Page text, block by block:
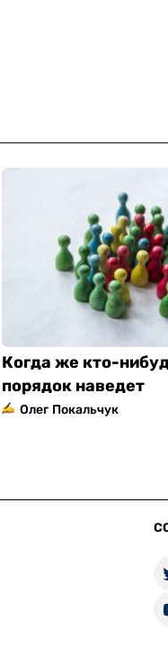
Когда же кто-
порядок наведет
Олег Покальчук